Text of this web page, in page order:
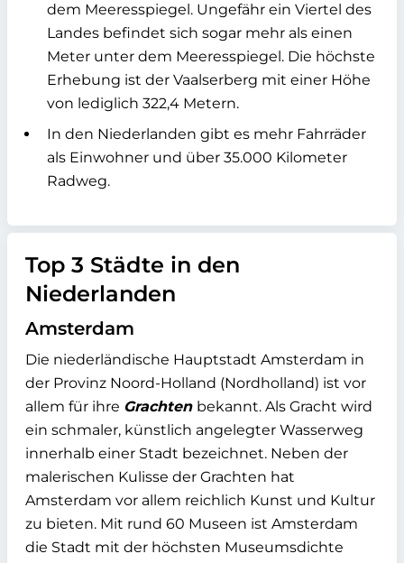
dem Meeresspiegel. Ungefähr ein Viertel des
Landes befindet sich sogar mehr als einen
Meter unter dem Meeresspiegel. Die höchste
Erhebung ist der Vaalserberg mit einer Höhe
von lediglich 322,4 Metern.
In den Niederlanden gibt es mehr Fahrräder
als Einwohner und über 35.000 Kilometer
Radweg.
Top 3 Städte in den
Niederlanden
Amsterdam
Die niederländische Hauptstadt Amsterdam in
der Provinz Noord-Holland (Nordholland) ist vor
allem für ihre Grachten bekannt. Als Gracht wird
ein schmaler, künstlich angelegter Wasserweg
innerhalb einer Stadt bezeichnet. Neben der
malerischen Kulisse der Grachten hat
Amsterdam vor allem reichlich Kunst und Kultur
zu bieten. Mit rund 60 Museen ist Amsterdam
die Stadt mit der höchsten Museumsdichte